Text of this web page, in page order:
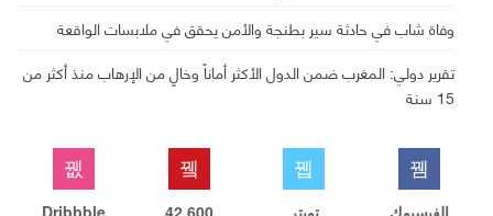
وفاة شاب في حادثة سير بطنجة والأمن يحقق في ملابسات الواقعة
تقرير دولي: المغرب ضمن الدول الأكثر أماناً وخالٍ من الإرهاب منذ أكثر من
15 سنة